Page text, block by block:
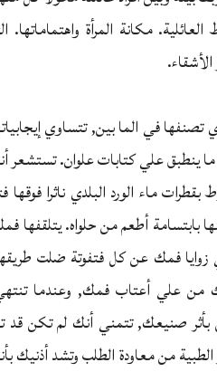
مكانة المرأة واهتماماتها.
في الما بين, تتساوي
ما ينطبق علي كتابات علوان. تستشعر
ماء الورد البلدي ناثرا فوقها
أطعم من حلواه. يتلقفها
فمك عن كل فتفوتة ضلت
من علي أعتاب فمك, وعندما
صنيعك, تتمني أنك لم تكن قد
من معاودة الطلب وتشد أذنيك